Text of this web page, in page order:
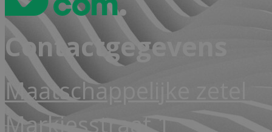
Contactgegevens
Maatschappelijke zetel
Markiesstraat 1